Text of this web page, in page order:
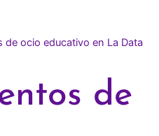
de